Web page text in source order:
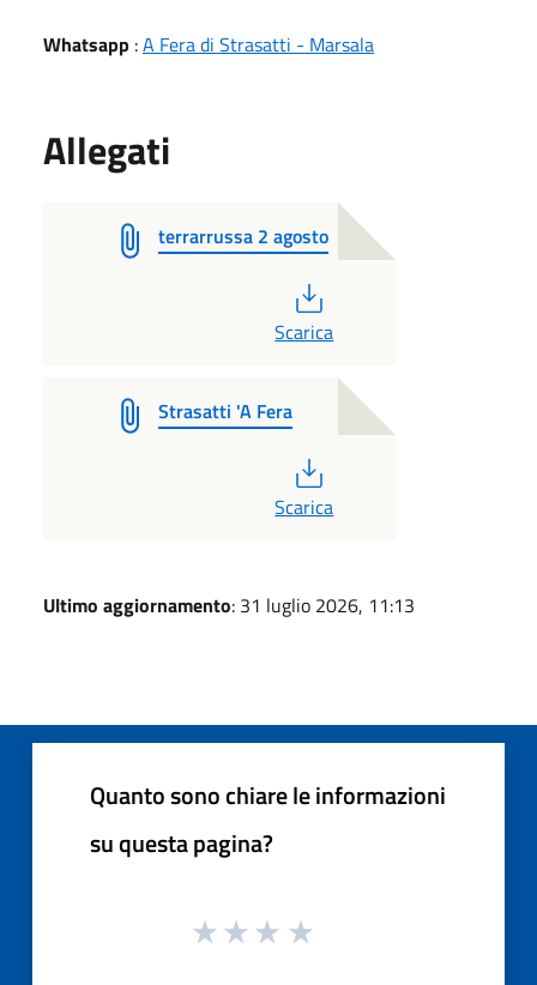
Whatsapp :A Fera di Strasatti - Marsala
Allegati
terrarrussa 2 agosto
Scarica
Strasatti 'A Fera
Scarica
Ultimo aggiornamento: 31 luglio 2026, 11:13
Quanto sono chiare le informazioni
su questa pagina?